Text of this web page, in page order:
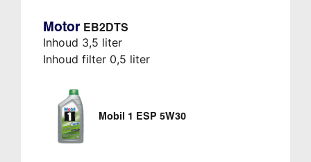
Motor EB2DTS
Inhoud 3,5 liter
Inhoud filter 0,5 liter
Mobil 1 ESP 5W30